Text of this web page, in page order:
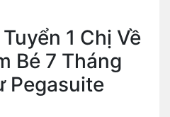
1 Chị Về
Bé 7 Tháng
Pegasuite